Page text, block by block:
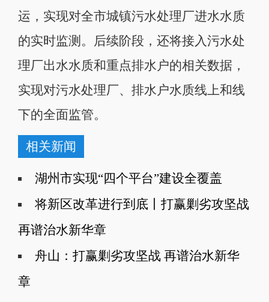
运，实现对全市城镇污水处理厂进水水质
的实时监测。后续阶段，还将接入污水处
理厂出水水质和重点排水户的相关数据，
实现对污水处理厂、排水户水质线上和线
下的全面监管。
相关新闻
湖州市实现“四个平台”建设全覆盖
将新区改革进行到底丨打赢剿劣攻坚战
再谱治水新华章
舟山：打赢剿劣攻坚战 再谱治水新华
章